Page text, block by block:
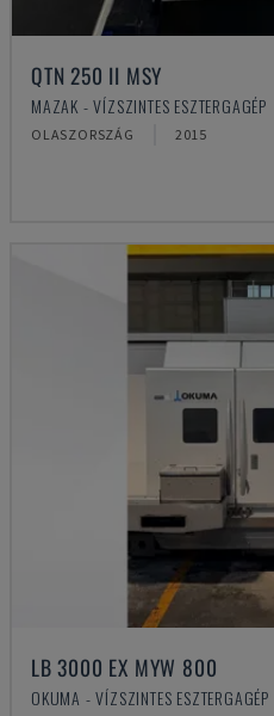
QTN 250 II MSY
MAZAK - VÍZSZINTES ESZTERGAGÉP
OLASZORSZÁG 2015
LB 3000 EX MYW 800
OKUMA - VÍZSZINTES ESZTERGAGÉP